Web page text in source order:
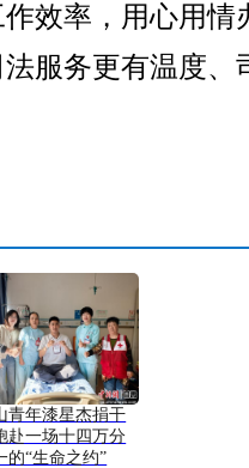
效率，用心用情
服务更有温度、
青年漆星杰捐干
赴一场十四万分
的“生命之约”